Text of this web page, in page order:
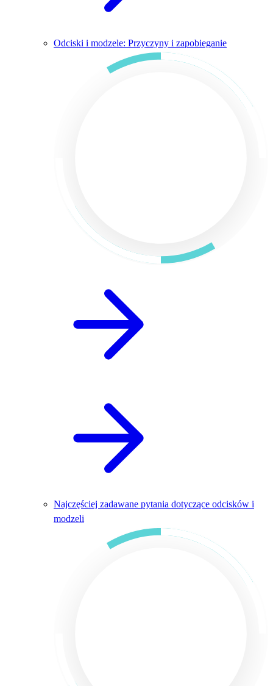
Odciski i modzele: Przyczyny i zapobieganie
Najczęściej zadawane pytania dotyczące odcisków i
modzeli